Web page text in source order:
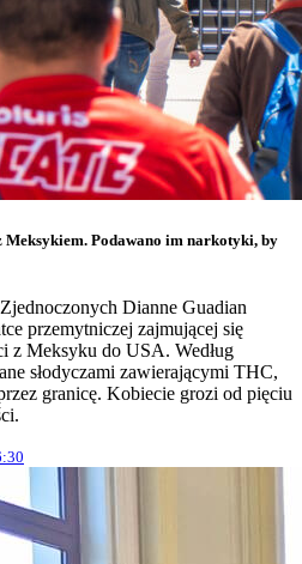
Podawano im narkotyki, by
Dianne Guadian
przemytniczej zajmującej się
z Meksyku do USA. Według
słodyczami zawierającymi THC,
granicę. Kobiecie grozi od pięciu